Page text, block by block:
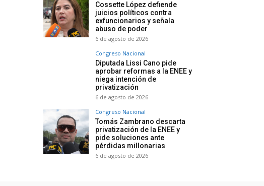
Cossette López defiende
juicios políticos contra
exfuncionarios y señala
abuso de poder
6 de agosto de 2026
Congreso Nacional
Diputada Lissi Cano pide
aprobar reformas a la ENEE y
niega intención de
privatización
6 de agosto de 2026
Congreso Nacional
Tomás Zambrano descarta
privatización de la ENEE y
pide soluciones ante
pérdidas millonarias
6 de agosto de 2026